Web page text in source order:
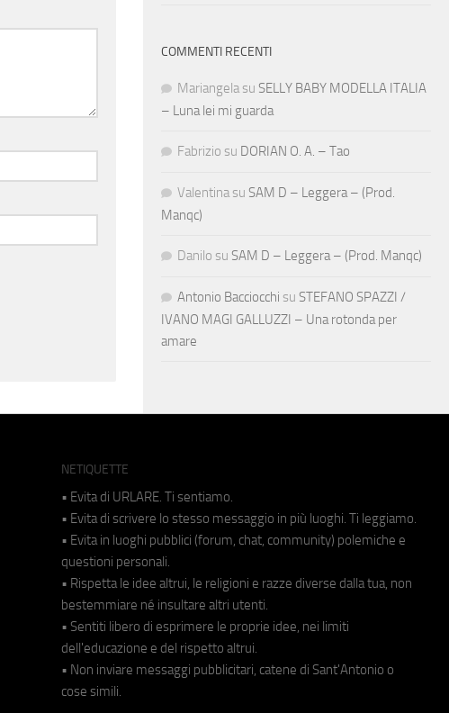
COMMENTI RECENTI
Mariangela su SELLY BABY MODELLA ITALIA
– Luna lei mi guarda
Fabrizio su DORIAN O. A. – Tao
Valentina su SAM D – Leggera – (Prod.
Manqc)
Danilo su SAM D – Leggera – (Prod. Manqc)
Antonio Bacciocchi su STEFANO SPAZZI /
IVANO MAGI GALLUZZI – Una rotonda per
amare
NETIQUETTE
• Evita di URLARE. Ti sentiamo.
• Evita di scrivere lo stesso messaggio in più luoghi. Ti leggiamo.
• Evita in luoghi pubblici (forum, chat, community) polemiche e
questioni personali.
• Rispetta le idee altrui, le religioni e razze diverse dalla tua, non
bestemmiare né insultare altri utenti.
• Sentiti libero di esprimere le proprie idee, nei limiti
dell'educazione e del rispetto altrui.
• Non inviare messaggi pubblicitari, catene di Sant'Antonio o
cose simili.